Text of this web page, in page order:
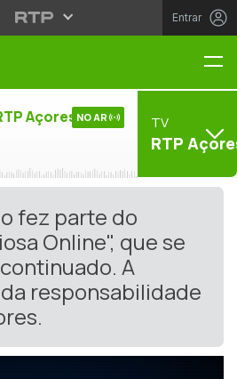
Entrar
Açores NO AR TV
RTP
fez parte do
Online", que se
A
responsabilidade